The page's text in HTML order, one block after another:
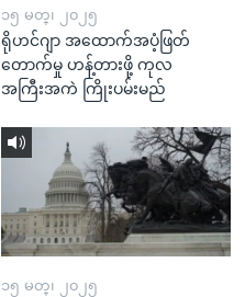
၁၅ မတ္၊ ၂၀၂၅
ရိုဟင်ဂျာ အထောက်အပံ့ဖြတ်
တောက်မှု ဟန့်တားဖို့ ကုလ
အကြီးအကဲ ကြိုးပမ်းမည်
၁၅ မတ္၊ ၂၀၂၅